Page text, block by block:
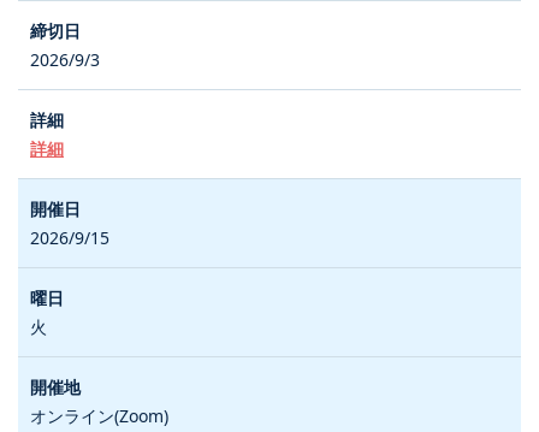
2026/9/3
詳細
2026/9/15
火
オンライン(Zoom)